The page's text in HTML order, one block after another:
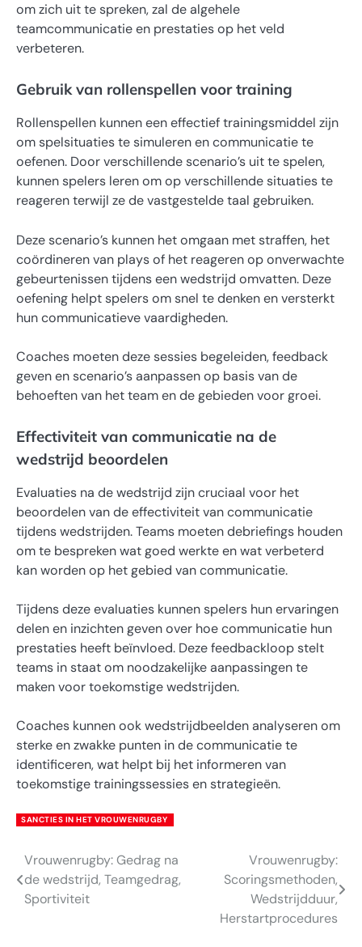
om zich uit te spreken, zal de algehele
teamcommunicatie en prestaties op het veld
verbeteren.
Gebruik van rollenspellen voor training
Rollenspellen kunnen een effectief trainingsmiddel zijn
om spelsituaties te simuleren en communicatie te
oefenen. Door verschillende scenario’s uit te spelen,
kunnen spelers leren om op verschillende situaties te
reageren terwijl ze de vastgestelde taal gebruiken.
Deze scenario’s kunnen het omgaan met straffen, het
coördineren van plays of het reageren op onverwachte
gebeurtenissen tijdens een wedstrijd omvatten. Deze
oefening helpt spelers om snel te denken en versterkt
hun communicatieve vaardigheden.
Coaches moeten deze sessies begeleiden, feedback
geven en scenario’s aanpassen op basis van de
behoeften van het team en de gebieden voor groei.
Effectiviteit van communicatie na de
wedstrijd beoordelen
Evaluaties na de wedstrijd zijn cruciaal voor het
beoordelen van de effectiviteit van communicatie
tijdens wedstrijden. Teams moeten debriefings houden
om te bespreken wat goed werkte en wat verbeterd
kan worden op het gebied van communicatie.
Tijdens deze evaluaties kunnen spelers hun ervaringen
delen en inzichten geven over hoe communicatie hun
prestaties heeft beïnvloed. Deze feedbackloop stelt
teams in staat om noodzakelijke aanpassingen te
maken voor toekomstige wedstrijden.
Coaches kunnen ook wedstrijdbeelden analyseren om
sterke en zwakke punten in de communicatie te
identificeren, wat helpt bij het informeren van
toekomstige trainingssessies en strategieën.
SANCTIES IN HET VROUWENRUGBY
Post
navigation
Vrouwenrugby: Gedrag na
de wedstrijd, Teamgedrag,
Sportiviteit
Vrouwenrugby:
Scoringsmethoden,
Wedstrijdduur,
Herstartprocedures